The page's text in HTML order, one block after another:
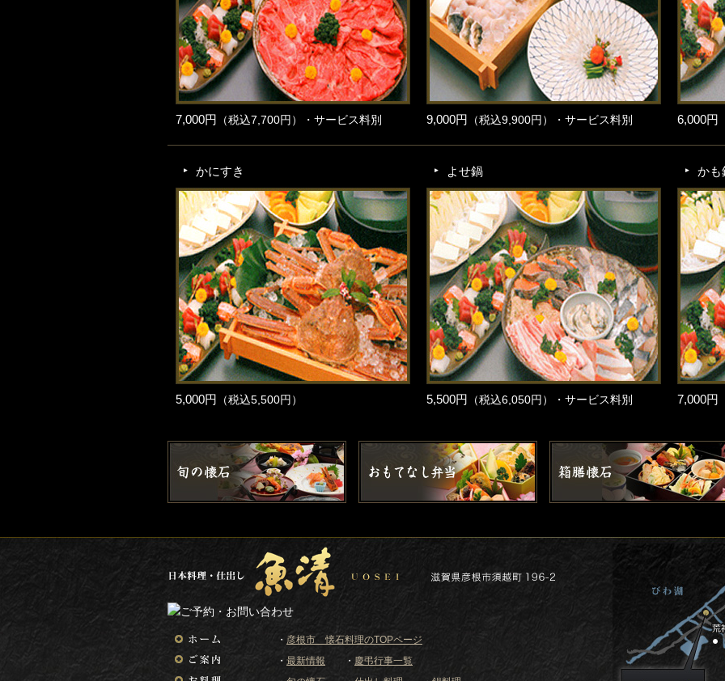
7,000円 （税込7,700円）・サービス料別 9,000円 （税込9,900円）・サービス料別 6,000円
かにすき
5,000円 （税込5,500円）
よせ鍋
5,500円 （税込6,050円）・サービス料別
かも
7,000円
・ 彦根市 懐石料理のTOPページ
・ 最新情報 ・ 慶弔行事一覧